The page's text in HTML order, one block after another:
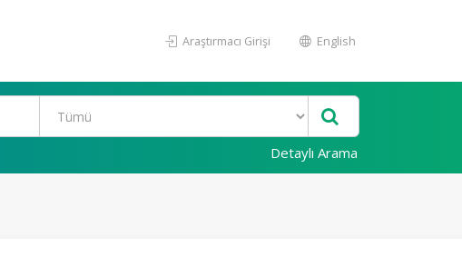
Araştırmacı Girişi English
Detaylı Arama